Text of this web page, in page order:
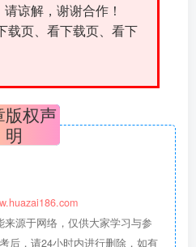
谅解，谢谢合作！
载页、看下载页、看下
版权声
明
源于网络，仅供大家学习与参
后，请24小时内进行删除，如有